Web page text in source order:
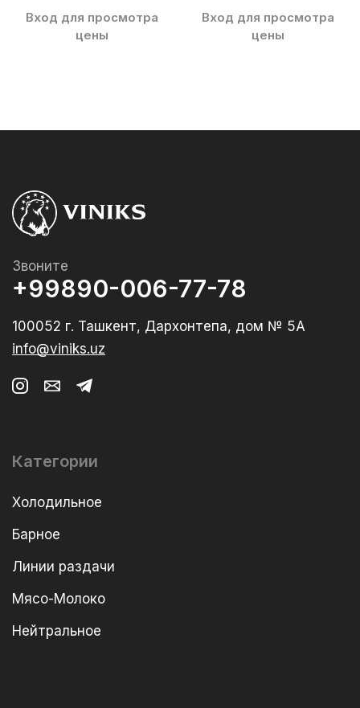
Вход для просмотра
цены
Вход для просмотра
цены
Звоните
+99890-006-77-78
100052 г. Ташкент, Дархонтепа, дом № 5А
info@viniks.uz
Категории
Холодильное
Барное
Линии раздачи
Мясо-Молоко
Нейтральное